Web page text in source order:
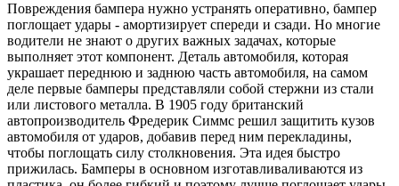
Повреждения бампера нужно устранять оперативно, бампер
поглощает удары - амортизирует спереди и сзади. Но многие
водители не знают о других важных задачах, которые
выполняет этот компонент. Деталь автомобиля, которая
украшает переднюю и заднюю часть автомобиля, на самом
деле первые бамперы представляли собой стержни из стали
или листового металла. В 1905 году британский
автопроизводитель Фредерик Симмс решил защитить кузов
автомобиля от ударов, добавив перед ним перекладины,
чтобы поглощать силу столкновения. Эта идея быстро
прижилась. Бамперы в основном изготавливаливаются из